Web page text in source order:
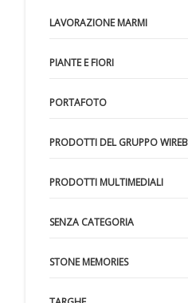
LAVORAZIONE MARMI
PIANTE E FIORI
PORTAFOTO
PRODOTTI DEL GRUPPO
PRODOTTI MULTIMEDIALI
SENZA CATEGORIA
STONE MEMORIES